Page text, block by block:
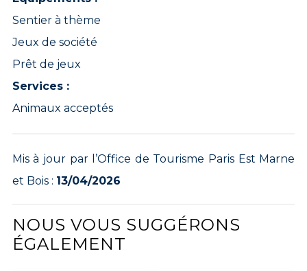
Sentier à thème
Jeux de société
Prêt de jeux
Services :
Animaux acceptés
Mis à jour par l’Office de Tourisme Paris Est Marne
et Bois : 13/04/2026
NOUS VOUS SUGGÉRONS
ÉGALEMENT